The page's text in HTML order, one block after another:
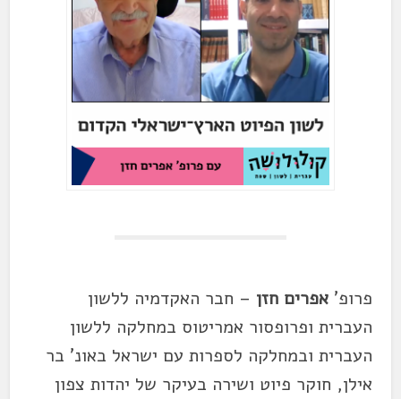
פרופ'אפרים חזן – חבר האקדמיה ללשון
העברית ופרופסור אמריטוס במחלקה ללשון
העברית ובמחלקה לספרות עם ישראל באונ' בר
אילן, חוקר פיוט ושירה בעיקר של יהדות צפון